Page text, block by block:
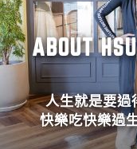
ABOUT
人生就是要過
快樂吃快樂過